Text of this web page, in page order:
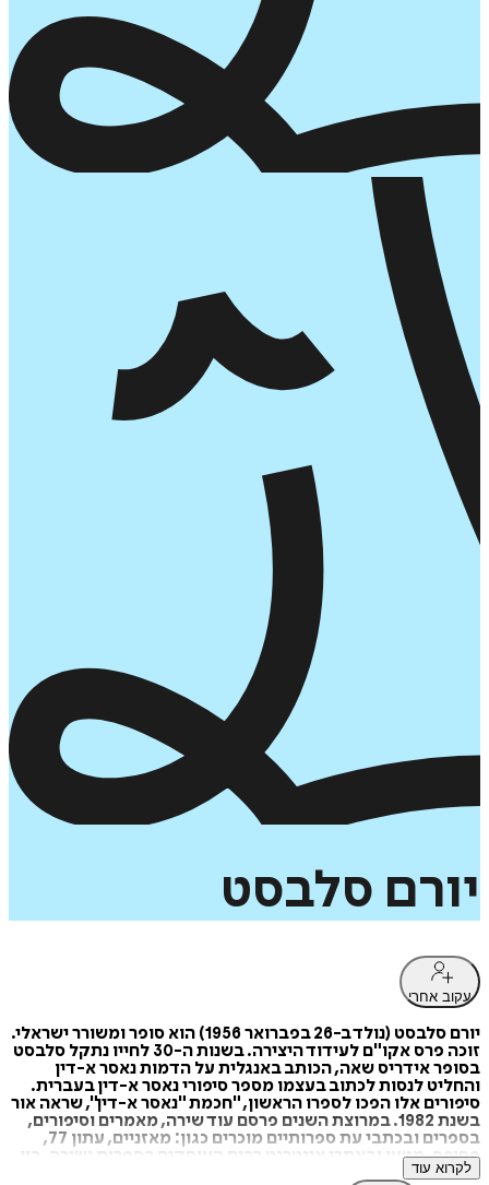
יורם סלבסט
עקוב אחרי
יורם סלבסט (נולד ב-26 בפברואר 1956) הוא סופר ומשורר ישראלי.
זוכה פרס אקו"ם לעידוד היצירה. בשנות ה-30 לחייו נתקל סלבסט
בסופר אידריס שאה, הכותב באנגלית על הדמות נאסר א-דין
והחליט לנסות לכתוב בעצמו מספר סיפורי נאסר א-דין בעברית.
סיפורים אלו הפכו לספרו הראשון, "חכמת "נאסר א-דין", שראה אור
בשנת 1982. במרוצת השנים פרסם עוד שירה, מאמרים וסיפורים,
בספרים ובכתבי עת ספרותיים מוכרים כגון: מאזניים, עתון 77,
פסיפס, מטען ובאתרי אינטרנט רבים העוסקים בספרות ושירה. בין
היתר פרסם ספר המשך לספר הידוע "הנסיך הקטן", בשם "הנסיך
לקרוא עוד